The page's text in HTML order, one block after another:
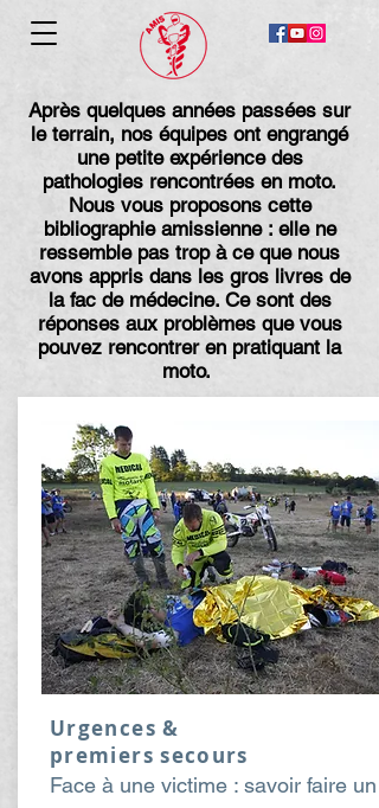
Urgences &
premiers secours
Face à une victime : savoir faire un
Après quelques années passées sur
le terrain, nos équipes ont engrangé
une petite expérience des
pathologies rencontrées en moto.
Nous vous proposons cette
bibliographie amissienne : elle ne
ressemble pas trop à ce que nous
avons appris dans les gros livres de
la fac de médecine. Ce sont des
réponses aux problèmes que vous
pouvez rencontrer en pratiquant la
moto.